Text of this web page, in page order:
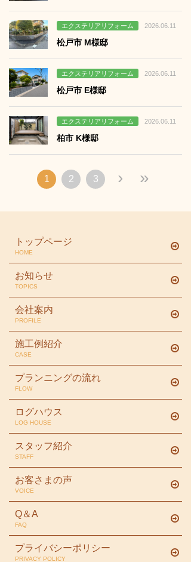
エクステリアリフォーム 2026.06.11
松戸市 M様邸
エクステリアリフォーム 2026.06.11
松戸市 E様邸
エクステリアリフォーム 2026.06.11
柏市 K様邸
1 2 3 › »
トップページ
HOME
お知らせ
TOPICS
会社案内
PROFILE
施工例紹介
CASE
プランニングの流れ
FLOW
ログハウス
LOG HOUSE
スタッフ紹介
STAFF
お客さまの声
VOICE
Q＆A
FAQ
プライバシーポリシー
PRIVACY POLICY